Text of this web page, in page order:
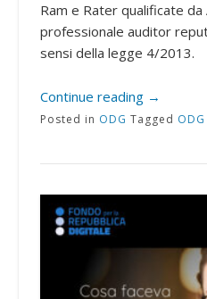
Ram e Rater qualificate
professionale auditor
sensi della legge 4/2013.
Continue reading →
Posted in ODG Tagged ODG